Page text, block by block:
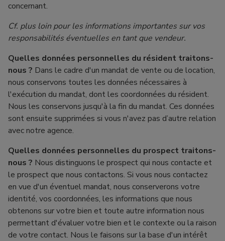
concernant.
Cf. plus loin pour les informations importantes sur vos
responsabilités éventuelles en tant que vendeur.
Quelles données personnelles du résident traitons-
nous ? Dans le cadre d'un mandat de vente ou de location,
nous conservons toutes les données nécessaires à
l'exécution du mandat, dont les coordonnées du résident.
Nous les conservons jusqu'à la fin du mandat. Ces données
sont ensuite supprimées si vous n'avez pas d’autre relation
avec notre agence.
Quelles données personnelles du prospect traitons-
nous ? Nous distinguons le prospect qui nous contacte et
le prospect que nous contactons. Si vous nous contactez
en vue d'un éventuel mandat, nous conserverons votre
identité, vos coordonnées, les informations que nous
obtenons sur votre bien et toute autre information nous
permettant d'évaluer votre bien et le contexte ou la raison
de votre contact. Nous le faisons sur la base d'un intérêt